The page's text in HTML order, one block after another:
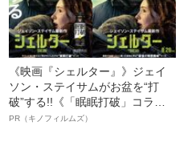
《映画『シェルター』》ジェイ
ソン・ステイサムがお盆を“打
破”する!!《「眠眠打破」コラ
ボ》
PR（キノフィルムズ）